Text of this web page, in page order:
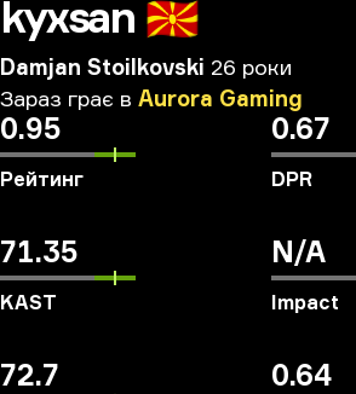
kyxsan 🇲🇰
Damjan Stoilkovski 26 роки
Зараз грає в Aurora Gaming
0.95
Рейтинг
0.67
DPR
71.35
KAST
N/A
Impact
72.7 0.64